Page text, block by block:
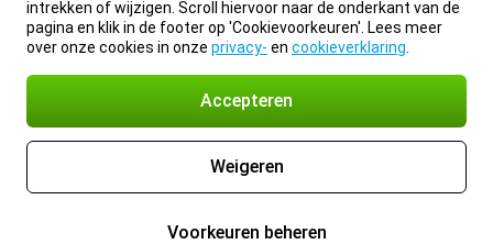
intrekken of wijzigen. Scroll hiervoor naar de onderkant van de
pagina en klik in de footer op 'Cookievoorkeuren'. Lees meer
over onze cookies in onze privacy- en cookieverklaring
Accepteren
Weigeren
Voorkeuren beheren